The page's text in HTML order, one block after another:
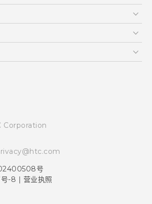
Corporation
号
-8
营业执照